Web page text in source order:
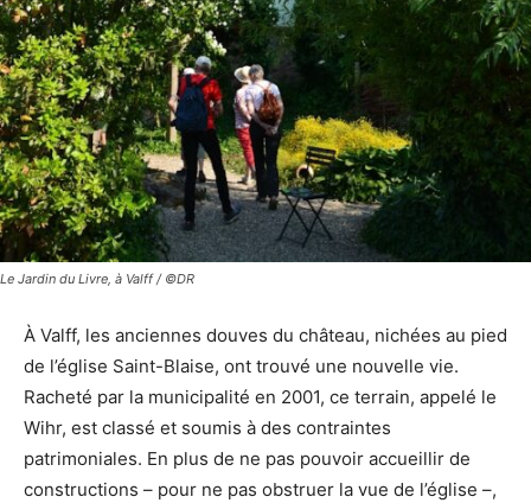
Le Jardin du Livre, à Valff / ©DR
À Valff, les anciennes douves du château, nichées au pied
de l’église Saint-Blaise, ont trouvé une nouvelle vie.
Racheté par la municipalité en 2001, ce terrain, appelé le
Wihr, est classé et soumis à des contraintes
patrimoniales. En plus de ne pas pouvoir accueillir de
constructions – pour ne pas obstruer la vue de l’église –,